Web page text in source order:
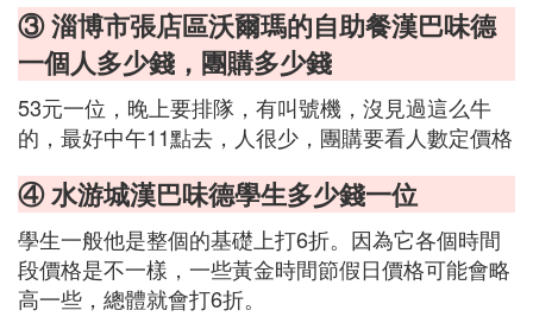
③ 淄博市張店區沃爾瑪的自助餐漢巴味德
一個人多少錢，團購多少錢
53元一位，晚上要排隊，有叫號機，沒見過這么牛
的，最好中午11點去，人很少，團購要看人數定價格
④ 水游城漢巴味德學生多少錢一位
學生一般他是整個的基礎上打6折。因為它各個時間
段價格是不一樣，一些黃金時間節假日價格可能會略
高一些，總體就會打6折。